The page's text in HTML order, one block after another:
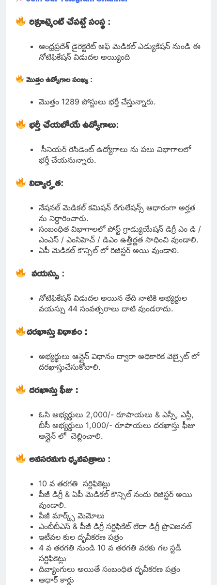
రిక్రూట్మెంట్ చేపట్టే సంస్థ:
ఆంధ్రప్రదేశ్ డైరెక్టెరేట్ అఫ్ మెడికల్ ఎడ్యుకేషన్ నుండి ఈ
నోటిఫికేషన్ విడుదల అయ్యింది
మొత్తం ఉద్యోగాల సంఖ్య:
మొత్తం 1289 పోస్టులు భర్తీ చేస్తున్నారు.
భర్తీ చేయబోయే ఉద్యోగాలు:
సీనియర్ రెసిడెంట్ ఉద్యోగాలు ను పలు విభాగాలలో
భర్తీ చేయనున్నారు.
విద్యార్హత:
నేషనల్ మెడికల్ కమిషన్ రేగులేషన్స్ ఆధారంగా అర్హత
ను నిర్ధారించారు.
సంబంధిత విభాగాలలో పోస్ట్ గ్రాడ్యుయేషన్ డిగ్రీ ఎం డి /
ఎంఎస్ / ఎంసిహెచ్ / డిఎం ఉత్తీర్ణత సాధించి వుండాలి.
ఏపీ మెడికల్ కౌన్సిల్ లో రిజిస్టర్ అయి వుండాలి.
వయస్సు:
నోటిఫికేషన్ విడుదల అయిన తేది నాటికి అభ్యర్థుల
వయస్సు 44 సంవత్సరాలు దాటి వుండరాదు.
దరఖాస్తు విధానం :
అభ్యర్థులు ఆన్లైన్ విధానం ద్వారా అధికారిక వెబ్సైట్ లో
దరఖాస్తుచేసుకోవాలి.
దరఖాస్తు ఫీజు :
ఓసి అభ్యర్థులు 2,000/- రూపాయలు & ఎస్సీ, ఎస్టీ,
బీసీ అభ్యర్థులు 1,000/- రూపాయలు దరఖాస్తు ఫీజు
ఆన్లైన్ లో చెల్లించాలి.
అవసరమగు ధృవపత్రాలు:
10 వ తరగతి సర్టిఫికెట్లు
పీజీ డిగ్రీ & ఏపీ మెడికల్ కౌన్సిల్ నందు రిజిస్టర్ అయి
వుండాలి.
పీజీ మార్క్స్ మెమోలు
ఎంబీబీఎస్ & పీజీ డిగ్రీ సర్టిఫికేట్ లేదా డిగ్రీ ప్రొవిజనల్
ఇటీవల కుల దృవీకరణ పత్రం
4 వ తరగతి నుండి 10 వ తరగతి వరకు గల స్టడీ
సర్టిఫికెట్లు
దివ్యాంగులు అయితే సంబంధిత దృవీకరణ పత్రం
ఆధార్ కార్డు